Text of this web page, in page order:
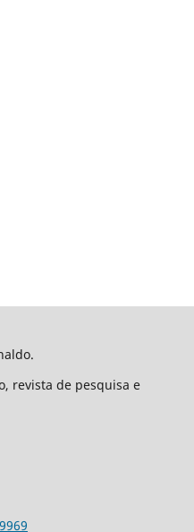
revista de pesquisa e